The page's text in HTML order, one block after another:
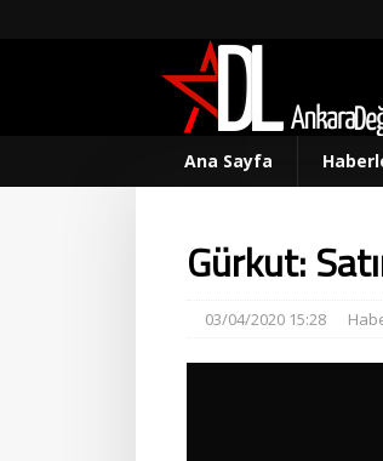
Ana Sayfa
Gürkut:
03/04/2020 15:28